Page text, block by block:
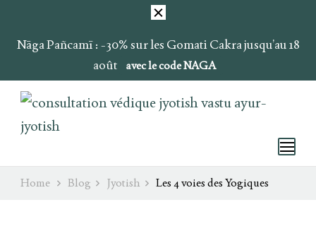
Nāga Pañcamī : -30% sur les Gomati Cakra jusqu’au 18
août
avec le code NAGA
Ojas & Soma
Ray of Light
Home Blog Jyotish Les 4 voies des Yogiques